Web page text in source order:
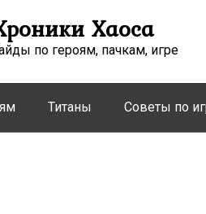
Хаоса
по героям, пачкам, игре
Титаны Советы по